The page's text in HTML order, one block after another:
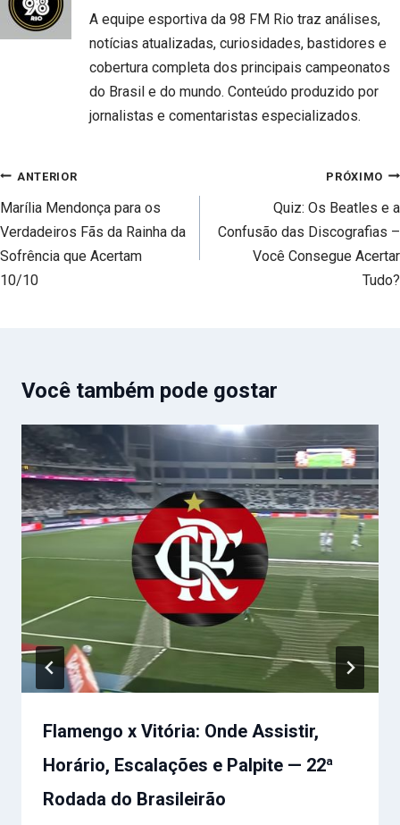
A equipe esportiva da 98 FM Rio traz análises,
notícias atualizadas, curiosidades, bastidores e
cobertura completa dos principais campeonatos
do Brasil e do mundo. Conteúdo produzido por
jornalistas e comentaristas especializados.
Navegação
de
Post
ANTERIOR
Marília Mendonça para os
Verdadeiros Fãs da Rainha da
Sofrência que Acertam
10/10
PRÓXIMO
Quiz: Os Beatles e a
Confusão das Discografias –
Você Consegue Acertar
Tudo?
Você também pode gostar
Flamengo x Vitória: Onde Assistir,
Horário, Escalações e Palpite — 22ª
Rodada do Brasileirão